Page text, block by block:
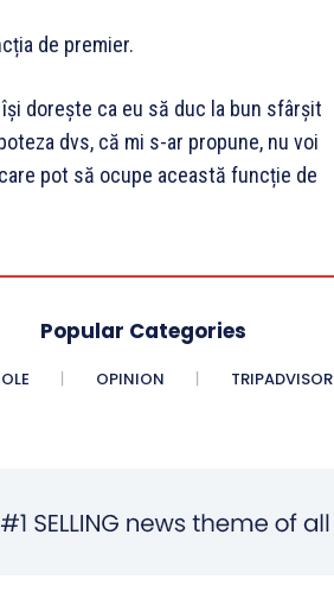
de premier.
dorește ca eu să duc la bun sfârșit
dvs, că mi s-ar propune, nu voi
pot să ocupe această funcție de
Popular Categories
OPINION TRIPADVISOR